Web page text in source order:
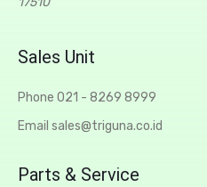
Sales Unit
Phone 021 - 8269 8999
Email sales@triguna.co.id
Parts & Service